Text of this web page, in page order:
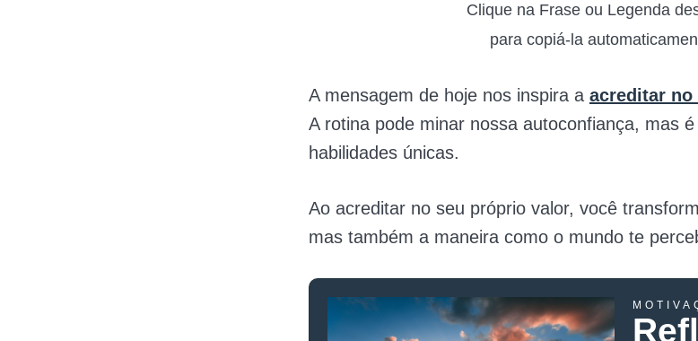
Clique na Frase ou Legenda
para copiá-la
A mensagem de hoje nos inspira a acreditar
A rotina pode minar nossa autoconfiança, mas
habilidades únicas.
Ao acreditar no seu próprio valor, você
mas também a maneira como o mundo te